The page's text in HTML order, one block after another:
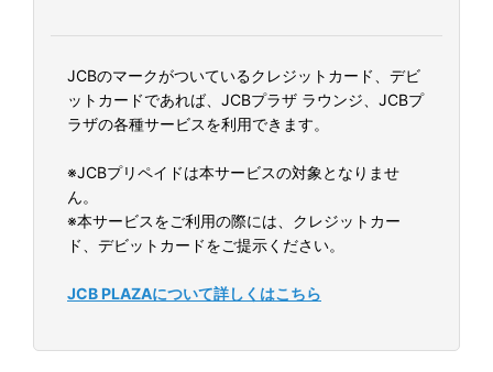
JCBのマークがついているクレジットカード、デビ
ットカードであれば、JCBプラザ ラウンジ、JCBプ
ラザの各種サービスを利用できます。
※JCBプリペイドは本サービスの対象となりませ
ん。
※本サービスをご利用の際には、クレジットカー
ド、デビットカードをご提示ください。
JCB PLAZAについて詳しくはこちら